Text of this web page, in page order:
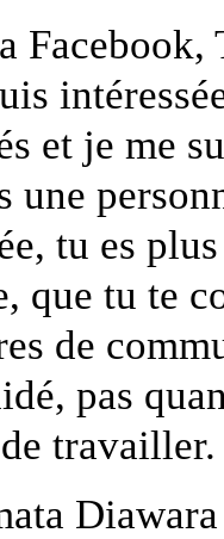
Facebook,
et je me
une
tu es
que tu te
de
pas